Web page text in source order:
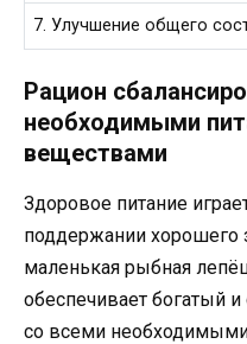
7. Улучшение общего
Рацион
необходимыми
веществами
Здоровое питание
поддержании
маленькая рыбная
обеспечивает богатый
со всеми